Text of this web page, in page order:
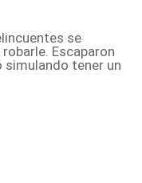
se
Escaparon
simulando tener un